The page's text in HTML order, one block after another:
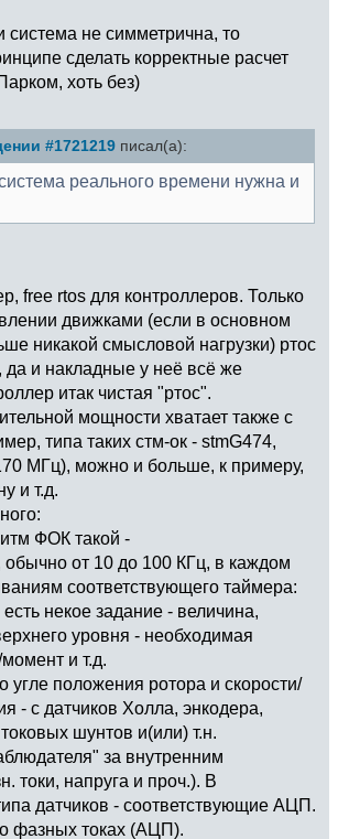
система не симметрична, то
сделать корректные расчет
хоть без)
#1721219 писал(а):
реального времени нужна и
free rtos для контроллеров. Только
движками (если в основном
никакой смысловой нагрузки) ртос
да и накладные у неё всё же
итак чистая "ртос".
мощности хватает также с
типа таких стм-ок - stmG474,
МГц), можно и больше, к примеру,
и т.д.
ФОК такой -
от 10 до 100 КГц, в каждом
соответствующего таймера:
некое задание - величина,
уровня - необходимая
и т.д.
угле положения ротора и скорости/
- с датчиков Холла, энкодера,
шунтов и(или) т.н.
за внутренним
токи, напруга и проч.). В
датчиков - соответствующие АЦП.
фазных токах (АЦП).